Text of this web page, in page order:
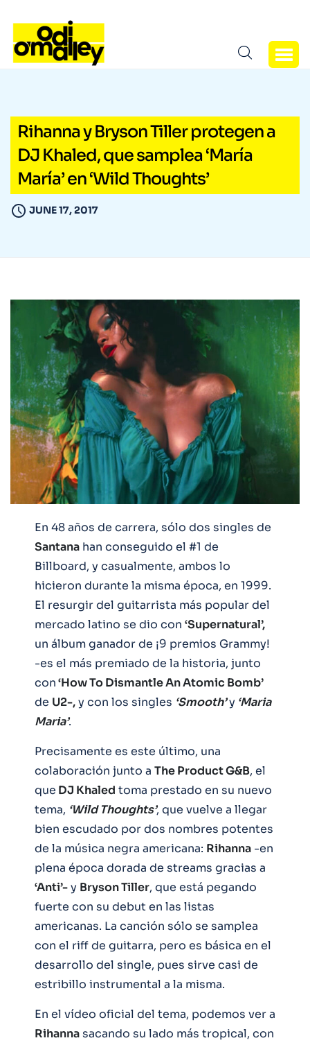
Rihanna y Bryson Tiller protegen a
DJ Khaled, que samplea ‘María
María’ en ‘Wild Thoughts’
JUNE 17, 2017
En 48 años de carrera, sólo dos singles de
Santana han conseguido el #1 de
Billboard, y casualmente, ambos lo
hicieron durante la misma época, en 1999.
El resurgir del guitarrista más popular del
mercado latino se dio con ‘Supernatural’,
un álbum ganador de ¡9 premios Grammy!
-es el más premiado de la historia, junto
con‘How To Dismantle An Atomic Bomb’
de U2-,y con los singles ‘Smooth’y ‘Maria
Maria’.
Precisamente es este último, una
colaboración junto a The Product G&B, el
que DJ Khaled toma prestado en su nuevo
tema, ‘Wild Thoughts’, que vuelve a llegar
bien escudado por dos nombres potentes
de la música negra americana: Rihanna -en
plena época dorada de streams gracias a
‘Anti’-y Bryson Tiller, que está pegando
fuerte con su debut en las listas
americanas. La canción sólo se samplea
con el riff de guitarra, pero es básica en el
desarrollo del single, pues sirve casi de
estribillo instrumental a la misma.
En el vídeo oficial del tema, podemos ver a
Rihannasacando su lado más tropical, con